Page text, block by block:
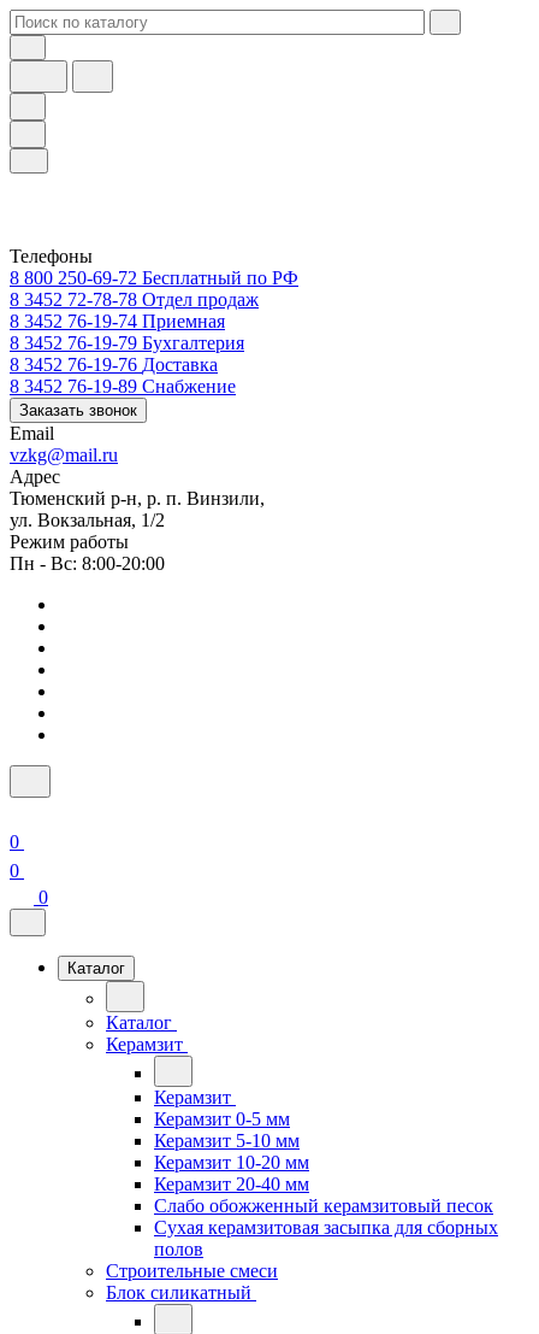
Телефоны
8 800 250-69-72 Бесплатный по РФ
8 3452 72-78-78 Отдел продаж
8 3452 76-19-74 Приемная
8 3452 76-19-79 Бухгалтерия
8 3452 76-19-76 Доставка
8 3452 76-19-89 Снабжение
Заказать звонок
Email
vzkg@mail.ru
Адрес
Тюменский р-н, р. п. Винзили,
ул. Вокзальная, 1/2
Режим работы
Пн - Вс: 8:00-20:00
0
0
0
Каталог
Каталог
Керамзит
Керамзит
Керамзит 0-5 мм
Керамзит 5-10 мм
Керамзит 10-20 мм
Керамзит 20-40 мм
Слабо обожженный керамзитовый песок
Сухая керамзитовая засыпка для сборных
полов
Строительные смеси
Блок силикатный